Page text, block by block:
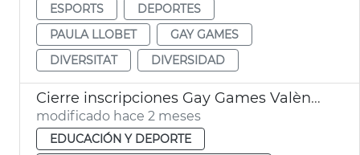
ESPORTS
DEPORTES
PAULA LLOBET
GAY GAMES
DIVERSITAT
DIVERSIDAD
Cierre inscripciones Gay Games València 2026
modificado hace 2 meses
EDUCACIÓN Y DEPORTE